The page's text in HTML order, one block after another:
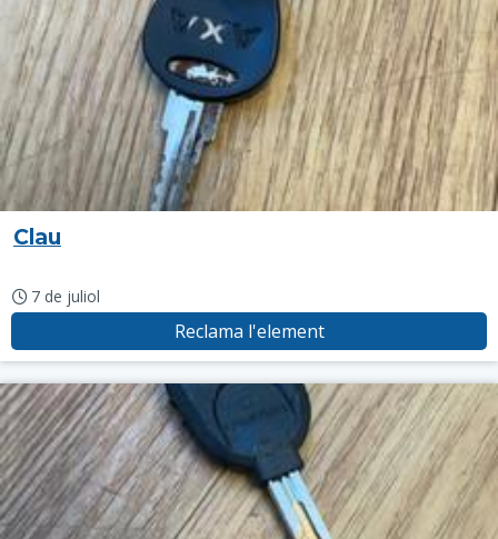
Clau
7 de juliol
Reclama l'element